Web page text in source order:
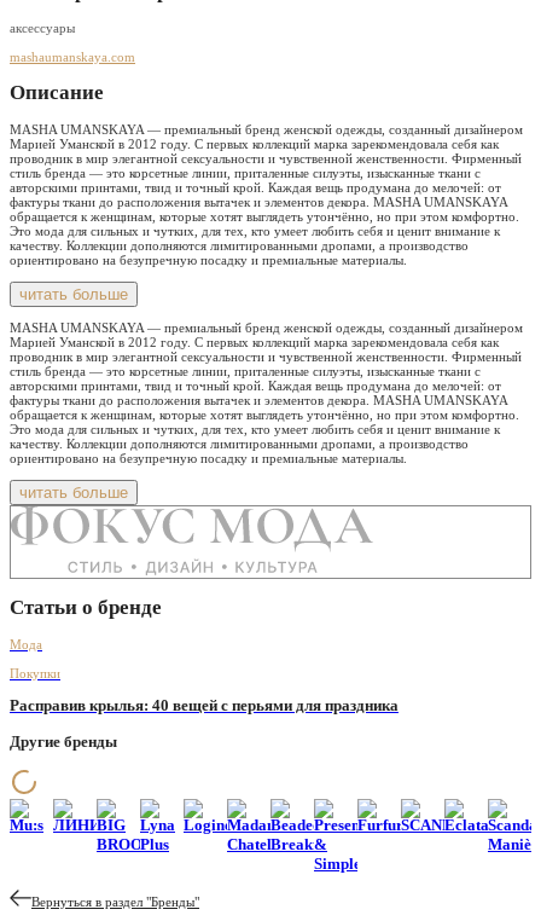
аксессуары
mashaumanskaya.com
Описание
MASHA UMANSKAYA — премиальный бренд женской одежды, созданный дизайнером
Марией Уманской в 2012 году. С первых коллекций марка зарекомендовала себя как
проводник в мир элегантной сексуальности и чувственной женственности. Фирменный
стиль бренда — это корсетные линии, приталенные силуэты, изысканные ткани с
авторскими принтами, твид и точный крой. Каждая вещь продумана до мелочей: от
фактуры ткани до расположения вытачек и элементов декора. MASHA UMANSKAYA
обращается к женщинам, которые хотят выглядеть утончённо, но при этом комфортно.
Это мода для сильных и чутких, для тех, кто умеет любить себя и ценит внимание к
качеству. Коллекции дополняются лимитированными дропами, а производство
ориентировано на безупречную посадку и премиальные материалы.
читать больше
MASHA UMANSKAYA — премиальный бренд женской одежды, созданный дизайнером
Марией Уманской в 2012 году. С первых коллекций марка зарекомендовала себя как
проводник в мир элегантной сексуальности и чувственной женственности. Фирменный
стиль бренда — это корсетные линии, приталенные силуэты, изысканные ткани с
авторскими принтами, твид и точный крой. Каждая вещь продумана до мелочей: от
фактуры ткани до расположения вытачек и элементов декора. MASHA UMANSKAYA
обращается к женщинам, которые хотят выглядеть утончённо, но при этом комфортно.
Это мода для сильных и чутких, для тех, кто умеет любить себя и ценит внимание к
качеству. Коллекции дополняются лимитированными дропами, а производство
ориентировано на безупречную посадку и премиальные материалы.
читать больше
Статьи о бренде
Мода
Покупки
Расправив крылья: 40 вещей с перьями для праздника
Другие бренды
Mu:s ЛИНИИBIG
BROOCH
Lyna
Plus
LoginovMadame
Chatelet
Beaded
Breakfast
Present
&
Simple
FurfurzaSCANDALIS
Eclata
Вернуться в раздел "Бренды"